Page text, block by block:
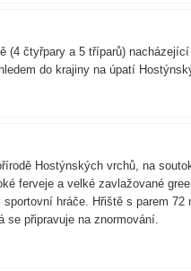
(4 čtyřpary a 5 tříparů)
do krajiny na úpatí
Hostýnských vrchů, na
ferveje a velké zavlažované
hráče. Hřiště s parem 72
se připravuje na znormování.